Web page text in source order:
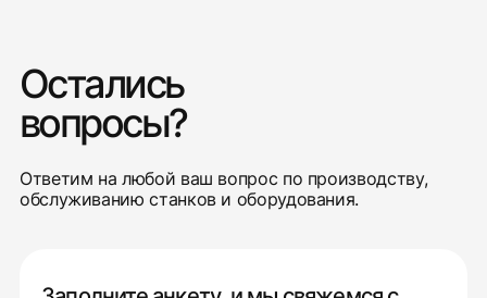
Остались
вопросы?
Ответим на любой ваш вопрос по производству,
обслуживанию станков и оборудования.